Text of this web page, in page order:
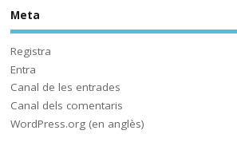
@socmestre.bsky.social⋅2y
@educaciocat.bsky.social
implementar-les? Protegirem o
no protegirem les dades dels
Meta
Registra
Entra
Canal de les entrades
Canal dels comentaris
WordPress.org (en anglès)